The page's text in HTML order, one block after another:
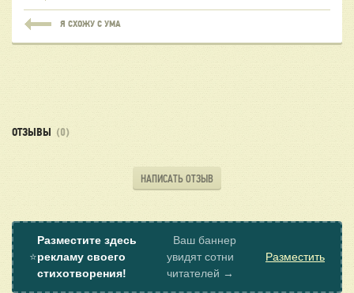
Я СХОЖУ С УМА
ОТЗЫВЫ (0)
НАПИСАТЬ ОТЗЫВ
⭐
Разместите здесь
рекламу своего
стихотворения!
Ваш баннер
увидят сотни
читателей →
Разместить